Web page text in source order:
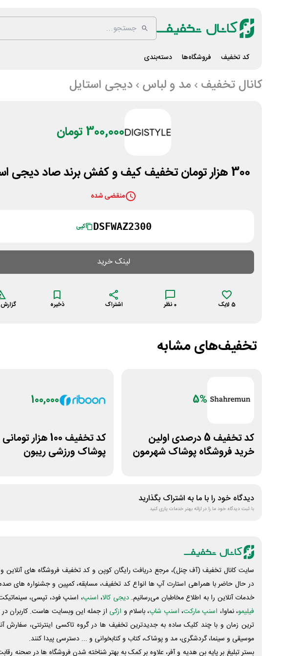
کد تخفیف فروشگاه‌ها دسته‌بندی
کانال تخفیف مد و لباس دیجی استایل
300,000 تومان
300 هزار تومان تخفیف کیف و کفش برند صاد دیجی استایل
منقضی شده
DSFWAZ2300 کپی
لینک خرید
5 لایک 0 نظر اشتراک ذخیره
تخفیف‌های مشابه
5%
کد تخفیف 5 درصدی اولین
خرید فروشگاه پوشاک شهرمون
100,000
کد تخفیف 100 هزار تومانی
پوشاک ورزشی ریبون
دیدگاه خود را با ما به اشتراک بگذارید
با ثبت دیدگاه خود ما را در ارائه بهتر خدمات یاری کنید
سایت کانال تخفیف (آف چنل)، مرجع دریافت رایگان کوپن و کد تخفیف فروشگاه های آنلاین
در حال حاضر با همراهی استارت آپ ها انواع کد تخفیف، مسابقه، کمپین و جشنواره های
خدمات آنلاین را به اطلاع مخاطبان می‌رسانیم. دیجی کالا، اسنپ، اسنپ فود، تپسی،
فیلیمو، نماوا، اسنپ مارکت، اسنپ شاپ، باسلام و ازکی از جمله این وبسایت ‌هاست. کاربران در
ترین زمان و با چند کلیک ساده به جدیدترین تخفیف ها در گروه تاکسی اینترنتی، سفارش
موسیقی و سینما، گردشگری، مد و پوشاک، کتاب و کتابخوانی و ... دسترسی پیدا کنند.
بستر تبلیغ بر پایه بن هدیه و آفر، علاوه بر کمک به بهتر شناخته شدن فروشگاه ها در صحنه